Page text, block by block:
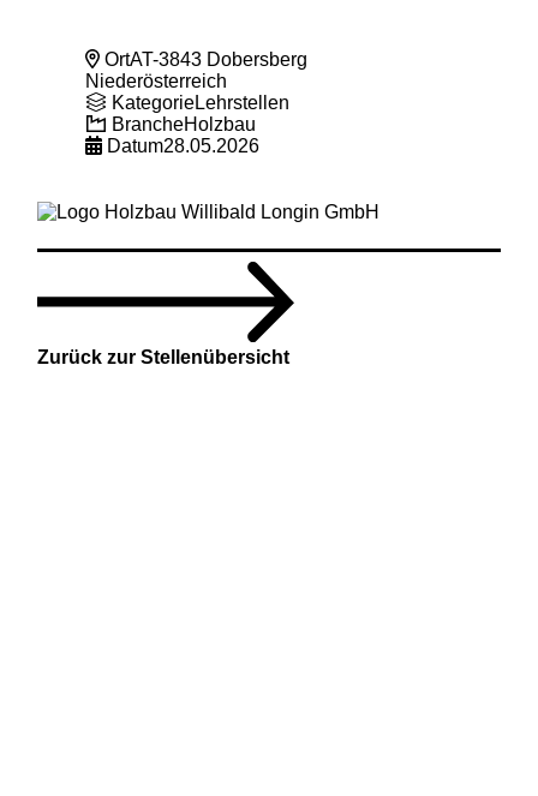
OrtAT-3843 Dobersberg
Niederösterreich
KategorieLehrstellen
BrancheHolzbau
Datum28.05.2026
Zurück zur Stellenübersicht